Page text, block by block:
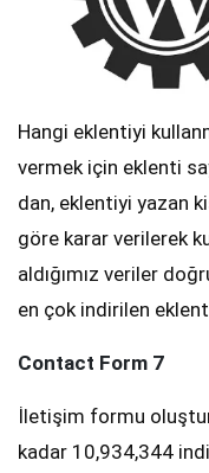
Hangi eklentiyi
vermek için eklenti
dan, eklentiyi yazan
göre karar verilerek
aldığımız veriler
en çok indirilen
Contact Form 7
İletişim formu
kadar 10,934,344